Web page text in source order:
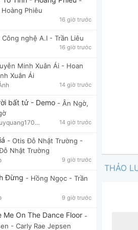
Hoàng Phiêu
16 giờ trước
Công nghệ A.I - Trần Liêu
16 giờ trước
Minh Xuân Ái - Hoan
Xuân Ái
14 giờ trước
bất tử - Demo - Ân Ngờ,
nguyendaoduyquang17021 14 giờ trước
- Otis Đỗ Nhật Trường -
Nhật Trường
9 giờ trước
Đừng - Hồng Ngọc - Trần
9 giờ trước
Me On The Dance Floor -
- Carly Rae Jepsen
THẢO